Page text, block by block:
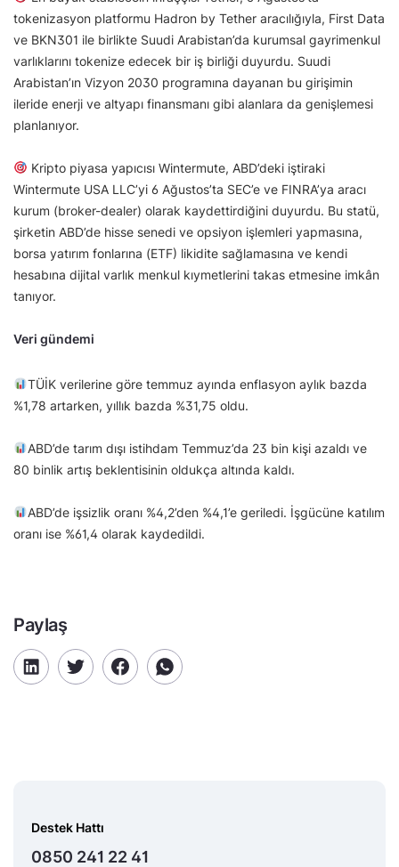
tokenizasyon platformu Hadron by Tether aracılığıyla, First Data
ve BKN301 ile birlikte Suudi Arabistan’da kurumsal gayrimenkul
varlıklarını tokenize edecek bir iş birliği duyurdu. Suudi
Arabistan’ın Vizyon 2030 programına dayanan bu girişimin
ileride enerji ve altyapı finansmanı gibi alanlara da genişlemesi
planlanıyor.
Kripto piyasa yapıcısı Wintermute, ABD’deki iştiraki
Wintermute USA LLC’yi 6 Ağustos’ta SEC’e ve FINRA’ya aracı
kurum (broker-dealer) olarak kaydettirdiğini duyurdu. Bu statü,
şirketin ABD’de hisse senedi ve opsiyon işlemleri yapmasına,
borsa yatırım fonlarına (ETF) likidite sağlamasına ve kendi
hesabına dijital varlık menkul kıymetlerini takas etmesine imkân
tanıyor.
Veri gündemi
TÜİK verilerine göre temmuz ayında enflasyon aylık bazda
%1,78 artarken, yıllık bazda %31,75 oldu.
ABD’de tarım dışı istihdam Temmuz’da 23 bin kişi azaldı ve
80 binlik artış beklentisinin oldukça altında kaldı.
ABD’de işsizlik oranı %4,2’den %4,1’e geriledi. İşgücüne katılım
oranı ise %61,4 olarak kaydedildi.
Paylaş
Destek Hattı
0850 241 22 41